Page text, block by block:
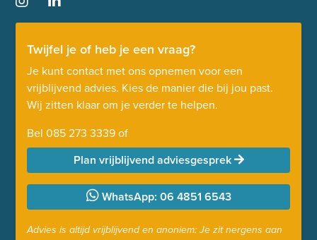
Twijfel je of heb je een vraag?
Je kunt contact met ons opnemen voor een
vrijblijvend advies. Kies de manier die bij jou past.
Wij zitten klaar om je verder te helpen.
Bel 085 273 3339of
Plan vrijblijvend adviesgesprek
WhatsApp: 06 4851 6543
Advies is altijd vrijblijvend en anoniem: Je zit nergens aan